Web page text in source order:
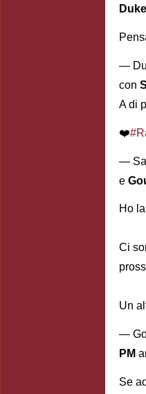
Duke
—
con
A di
❤️
—
e
Ho
Ci
Un
—
PM
Se